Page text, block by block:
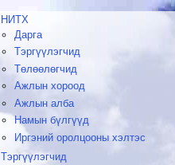
НИТХ
Дарга
Тэргүүлэгчид
Төлөөлөгчид
Ажлын хороод
Ажлын алба
Намын бүлгүүд
Иргэний оролцооны хэлтэс
Тэргүүлэгчид